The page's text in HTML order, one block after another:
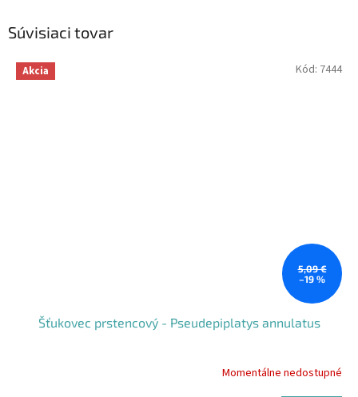
Súvisiaci tovar
Akcia
5,09 €
–19 %
Šťukovec prstencový - Pseudepiplatys annulatus
Momentálne nedostupné
Kód: 7444